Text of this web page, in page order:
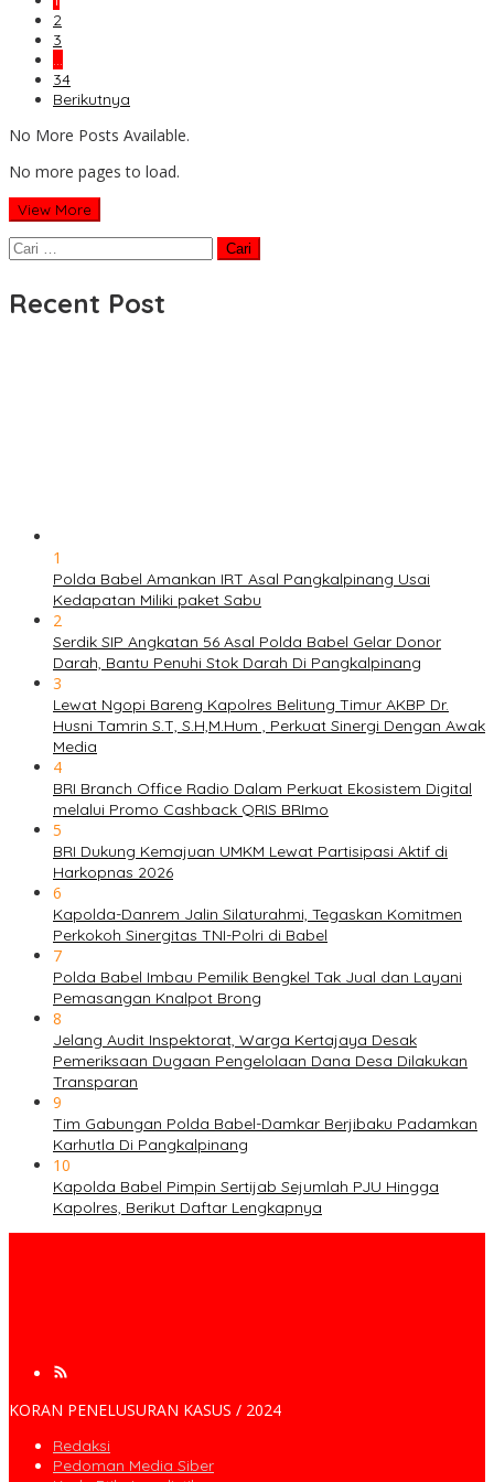
2
3
…
34
Berikutnya
No More Posts Available.
No more pages to load.
View More
Cari
untuk:
Recent Post
1
Polda Babel Amankan IRT Asal Pangkalpinang Usai
Kedapatan Miliki paket Sabu
2
Serdik SIP Angkatan 56 Asal Polda Babel Gelar Donor
Darah, Bantu Penuhi Stok Darah Di Pangkalpinang
3
Lewat Ngopi Bareng Kapolres Belitung Timur AKBP Dr.
Husni Tamrin S.T, S.H,M.Hum , Perkuat Sinergi Dengan Awak
Media
4
BRI Branch Office Radio Dalam Perkuat Ekosistem Digital
melalui Promo Cashback QRIS BRImo
5
BRI Dukung Kemajuan UMKM Lewat Partisipasi Aktif di
Harkopnas 2026
6
Kapolda-Danrem Jalin Silaturahmi, Tegaskan Komitmen
Perkokoh Sinergitas TNI-Polri di Babel
7
Polda Babel Imbau Pemilik Bengkel Tak Jual dan Layani
Pemasangan Knalpot Brong
8
Jelang Audit Inspektorat, Warga Kertajaya Desak
Pemeriksaan Dugaan Pengelolaan Dana Desa Dilakukan
Transparan
9
Tim Gabungan Polda Babel-Damkar Berjibaku Padamkan
Karhutla Di Pangkalpinang
10
Kapolda Babel Pimpin Sertijab Sejumlah PJU Hingga
Kapolres, Berikut Daftar Lengkapnya
KORAN PENELUSURAN KASUS / 2024
Redaksi
Pedoman Media Siber